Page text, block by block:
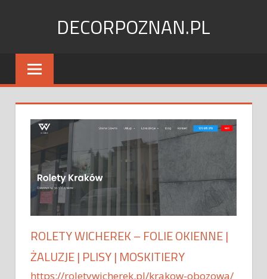
DECORPOZNAN.PL
ROLETY WICHEREK – FOLIE OKIENNE |
ŻALUZJE | PLISY | MOSKITIERY
https://roletywicherek.pl/krakow-obozowa/